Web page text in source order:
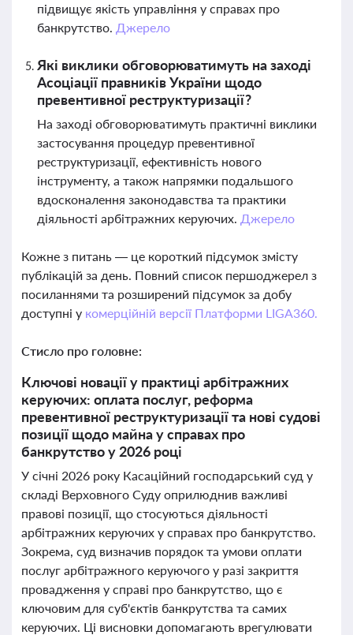
підвищує якість управління у справах про
банкрутство. Джерело
Які виклики обговорюватимуть на заході
Асоціації правників України щодо
превентивної реструктуризації?
На заході обговорюватимуть практичні виклики
застосування процедур превентивної
реструктуризації, ефективність нового
інструменту, а також напрямки подальшого
вдосконалення законодавства та практики
діяльності арбітражних керуючих. Джерело
Кожне з питань — це короткий підсумок змісту
публікацій за день. Повний список першоджерел з
посиланнями та розширений підсумок за добу
доступні у комерційній версії Платформи LIGA360.
Стисло про головне:
Ключові новації у практиці арбітражних
керуючих: оплата послуг, реформа
превентивної реструктуризації та нові судові
позиції щодо майна у справах про
банкрутство у 2026 році
У січні 2026 року Касаційний господарський суд у
складі Верховного Суду оприлюднив важливі
правові позиції, що стосуються діяльності
арбітражних керуючих у справах про банкрутство.
Зокрема, суд визначив порядок та умови оплати
послуг арбітражного керуючого у разі закриття
провадження у справі про банкрутство, що є
ключовим для суб'єктів банкрутства та самих
керуючих. Ці висновки допомагають врегулювати